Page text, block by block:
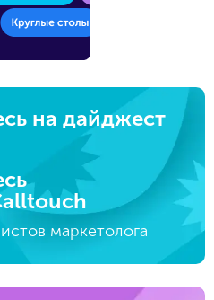
на дайджест
маркетолога